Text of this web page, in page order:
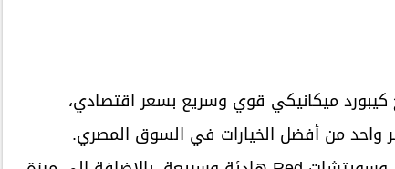
ميكانيكي قوي وسريع بسعر اقتصادي،
واحد من أفضل الخيارات في السوق المصري.